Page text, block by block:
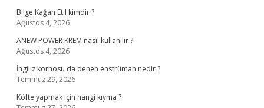
Bilge Kağan Etil kimdir ?
Ağustos 4, 2026
ANEW POWER KREM nasıl kullanılır ?
Ağustos 4, 2026
İngiliz kornosu da denen enstrüman nedir ?
Temmuz 29, 2026
Köfte yapmak için hangi kıyma ?